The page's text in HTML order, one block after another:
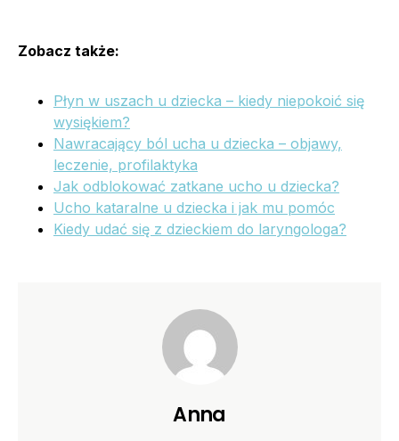
Zobacz także:
Płyn w uszach u dziecka – kiedy niepokoić się
wysiękiem?
Nawracający ból ucha u dziecka – objawy,
leczenie, profilaktyka
Jak odblokować zatkane ucho u dziecka?
Ucho kataralne u dziecka i jak mu pomóc
Kiedy udać się z dzieckiem do laryngologa?
Anna